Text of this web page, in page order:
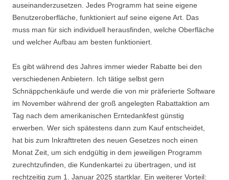
auseinanderzusetzen. Jedes Programm hat seine eigene
Benutzeroberfläche, funktioniert auf seine eigene Art. Das
muss man für sich individuell herausfinden, welche Oberfläche
und welcher Aufbau am besten funktioniert.
Es gibt während des Jahres immer wieder Rabatte bei den
verschiedenen Anbietern. Ich tätige selbst gern
Schnäppchenkäufe und werde die von mir präferierte Software
im November während der groß angelegten Rabattaktion am
Tag nach dem amerikanischen Erntedankfest günstig
erwerben. Wer sich spätestens dann zum Kauf entscheidet,
hat bis zum Inkrafttreten des neuen Gesetzes noch einen
Monat Zeit, um sich endgültig in dem jeweiligen Programm
zurechtzufinden, die Kundenkartei zu übertragen, und ist
rechtzeitig zum 1. Januar 2025 startklar. Ein weiterer Vorteil: